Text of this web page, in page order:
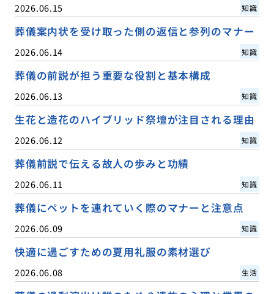
2026.06.15 知識
葬儀案内状を受け取った側の返信と参列のマナー
2026.06.14 知識
葬儀の前説が担う重要な役割と基本構成
2026.06.13 知識
生花と造花のハイブリッド祭壇が注目される理由
2026.06.12 知識
葬儀前説で伝える故人の歩みと功績
2026.06.11 知識
葬儀にペットを連れていく際のマナーと注意点
2026.06.09 知識
快適に過ごすための夏用礼服の素材選び
2026.06.08 生活